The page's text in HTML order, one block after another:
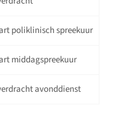
poliklinisch spreekuur
middagspreekuur
avonddienst
bestaat
in de volle breedte